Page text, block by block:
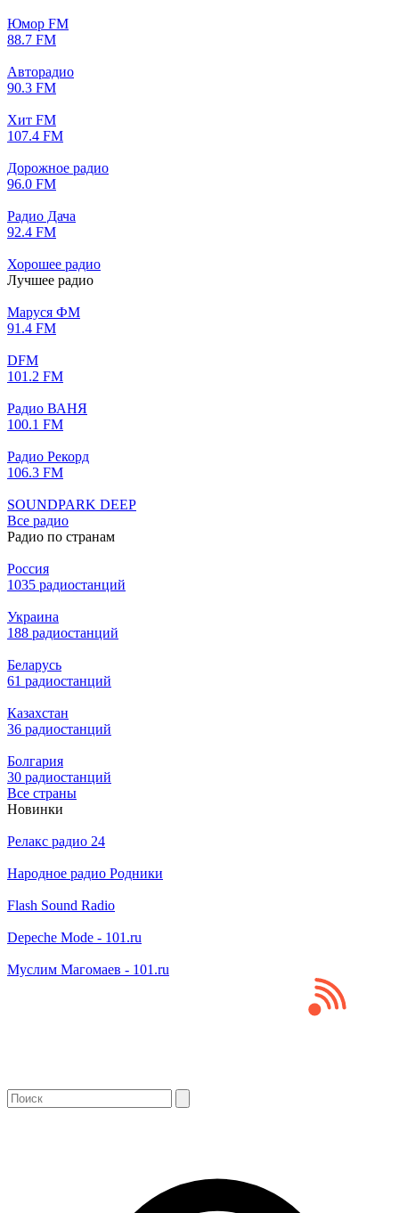
Юмор FM
88.7 FM
Авторадио
90.3 FM
Хит FM
107.4 FM
Дорожное радио
96.0 FM
Радио Дача
92.4 FM
Хорошее радио
Лучшее радио
Маруся ФМ
91.4 FM
DFM
101.2 FM
Радио ВАНЯ
100.1 FM
Радио Рекорд
106.3 FM
SOUNDPARK DEEP
Все радио
Радио по странам
Россия
1035 радиостанций
Украина
188 радиостанций
Беларусь
61 радиостанций
Казахстан
36 радиостанций
Болгария
30 радиостанций
Все страны
Новинки
Релакс радио 24
Народное радио Родники
Flash Sound Radio
Depeche Mode - 101.ru
Муслим Магомаев - 101.ru